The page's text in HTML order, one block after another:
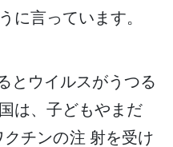
に言っています。
とウイルスがうつる
国は、 子どもやまだ
クチンの注射を受け